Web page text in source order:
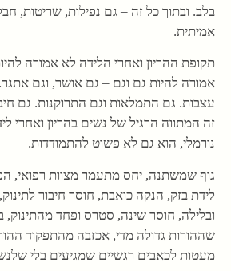
בלב. ובתוך כל זה – גם נפילות, שריטות,
אמיתית.
תקופת ההריון ואחרי הלידה לא אמורה
אמורה להיות גם וגם – גם אושר, וגם
עצבות. גם התמלאות וגם התרוקנות. גם
זה המתווה הרגיל של נשים בהריון ואחרי
נורמלי, הוא גם לא פשוט להתמודדות.
גוף שמשתנה, יחס מתעמר מצוות רפואי,
לידת בזק, הנקה כואבת, חוסר חיבור
ובלילה, חוסר שינה, סטרס ופחד מהתינוק,
שההורות גדולה מדי, אכזבה מהתפקוד
מעטות לכאבים רגשיים שמגיעים בלי